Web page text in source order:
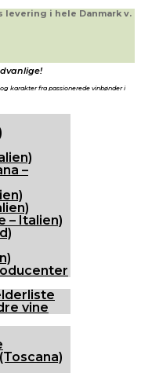
levering i hele Danmark v.
karakter fra passionerede vinbønder i
–
– Italien)
vine